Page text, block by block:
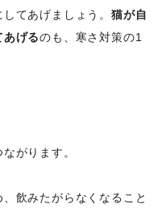
てあげましょう。 猫が自
あげるのも、寒さ対策の1
がります。
飲みたがらなくなること